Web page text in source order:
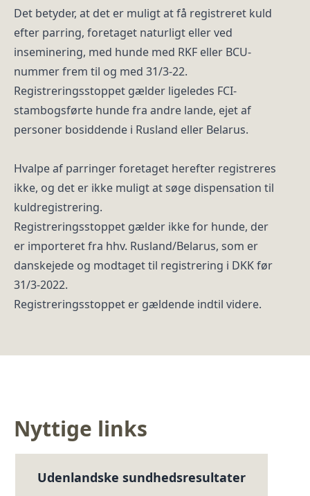
Det betyder, at det er muligt at få registreret kuld
efter parring, foretaget naturligt eller ved
inseminering, med hunde med RKF eller BCU-
nummer frem til og med 31/3-22.
Registreringsstoppet gælder ligeledes FCI-
stambogsførte hunde fra andre lande, ejet af
personer bosiddende i Rusland eller Belarus.
Hvalpe af parringer foretaget herefter registreres
ikke, og det er ikke muligt at søge dispensation til
kuldregistrering.
Registreringsstoppet gælder ikke for hunde, der
er importeret fra hhv. Rusland/Belarus, som er
danskejede og modtaget til registrering i DKK før
31/3-2022.
Registreringsstoppet er gældende indtil videre.
Nyttige links
Udenlandske sundhedsresultater